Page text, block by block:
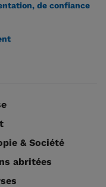
de confiance
& Société
abritées